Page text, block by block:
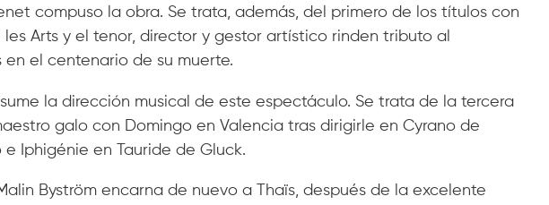
compuso la obra. Se trata, además, del primero de los títulos con
les Arts y el tenor, director y gestor artístico rinden tributo al
el centenario de su muerte.
la dirección musical de este espectáculo. Se trata de la tercera
galo con Domingo en Valencia tras dirigirle en Cyrano de
e Iphigénie en Tauride de Gluck.
Byström encarna de nuevo a Thaïs, después de la excelente